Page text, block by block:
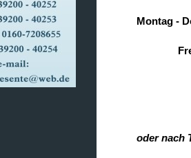
Montag -
oder nach